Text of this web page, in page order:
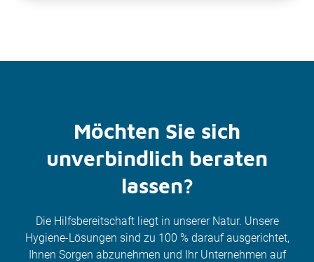
Möchten Sie sich
unverbindlich beraten
lassen?
Die Hilfsbereitschaft liegt in unserer Natur. Unsere
Hygiene-Lösungen sind zu 100 % darauf ausgerichtet,
Ihnen Sorgen abzunehmen und Ihr Unternehmen auf